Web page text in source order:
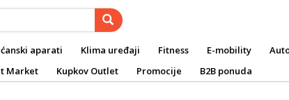
aparati Klima uređaji Fitness E-mobility
Market Kupkov Outlet Promocije B2B ponuda